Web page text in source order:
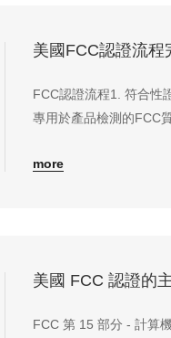
美國FCC認證流程
FCC認證流程1. 符合性
專用於產品檢測的FCC
FCC 規定，並保留測試
more
美國 FCC 認證的
FCC 第 15 部分 - 計算